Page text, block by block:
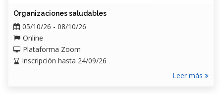
Organizaciones saludables
05/10/26 - 08/10/26
Online
Plataforma Zoom
Inscripción hasta 24/09/26
Leer más